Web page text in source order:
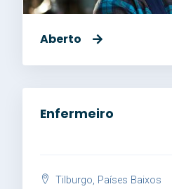
Aberto
Enfermeiro
Tilburgo, Países Baixos